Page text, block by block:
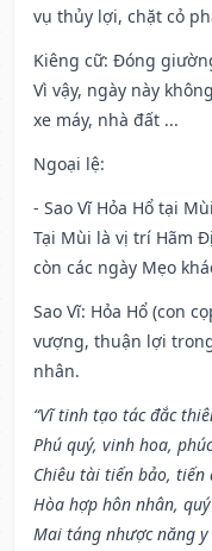
vụ thủy lợi, chặt cỏ
Kiêng cữ: Đóng
Vì vậy, ngày này
xe máy, nhà đất ...
Ngoại lệ:
- Sao Vĩ Hỏa Hổ tại
Tại Mùi là vị trí Hãm
còn các ngày Mẹo
Sao Vĩ: Hỏa Hổ (con
vượng, thuận lợi
nhân.
“Vĩ tinh tạo tác đắc
Phú quý, vinh hoa,
Chiêu tài tiến bảo, tiến
Hòa hợp hôn nhân,
Mai táng nhược năng